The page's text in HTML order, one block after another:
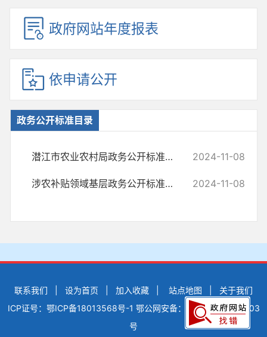
政府网站年度报表
依申请公开
政务公开标准目录
潜江市农业农村局政务公开标准目录 2024-11-08
涉农补贴领域基层政务公开标准目录 2024-11-08
联系我们 设为首页 加入收藏 站点地图
关于我们
ICP证号：鄂ICP备18013568号-1 鄂公网安备：42900502000503
号